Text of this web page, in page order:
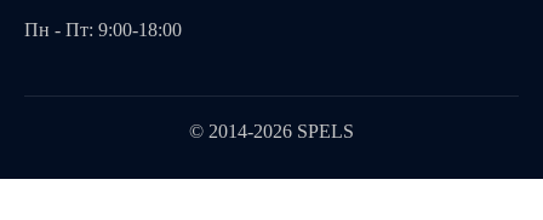
Пн - Пт: 9:00-18:00
© 2014-2026 SPELS